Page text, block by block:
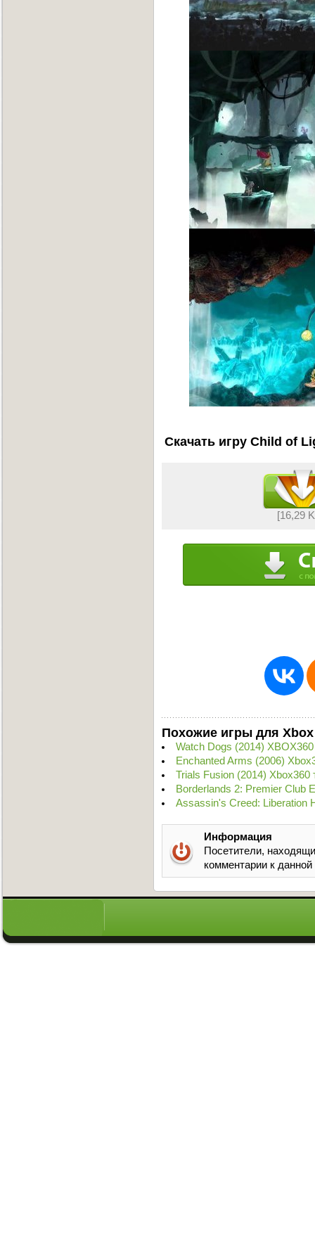
Скачать игру Child of
[16,29
Похожие игры для Xbox
Watch Dogs (2014) XBOX360
Enchanted Arms (2006)
Trials Fusion (2014) Xbox360
Borderlands 2: Premier Club
Assassin's Creed: Liberation
Информация
Посетители,
комментарии к